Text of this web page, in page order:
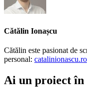
Cătălin Ionașcu
Cătălin este pasionat de
personal: catalinionascu.ro
Ai un proiect în